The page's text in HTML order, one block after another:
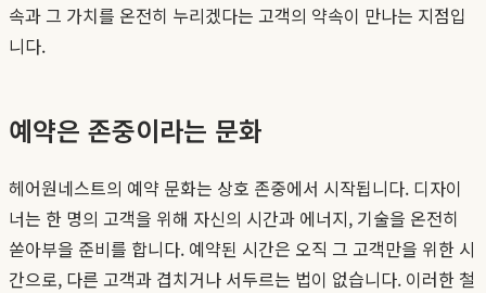
속과 그 가치를 온전히 누리겠다는 고객의 약속이 만나는 지점입
니다.
예약은 존중이라는 문화
헤어원네스트의 예약 문화는 상호 존중에서 시작됩니다. 디자이
너는 한 명의 고객을 위해 자신의 시간과 에너지, 기술을 온전히
쏟아부을 준비를 합니다. 예약된 시간은 오직 그 고객만을 위한 시
간으로, 다른 고객과 겹치거나 서두르는 법이 없습니다. 이러한 철